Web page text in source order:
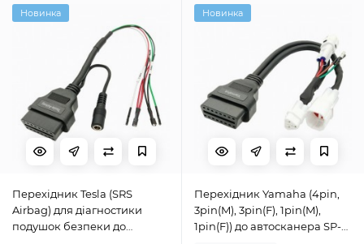
Новинка
Перехідник Tesla (SRS
Airbag) для діагностики
подушок безпеки до
Новинка
Перехідник Yamaha (4pin,
3pin(M), 3pin(F), 1pin(M),
1pin(F)) до автосканера SP-